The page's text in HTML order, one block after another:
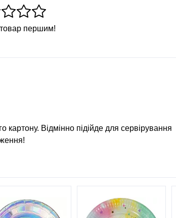
товар першим!
картону. Відмінно підійде для сервірування